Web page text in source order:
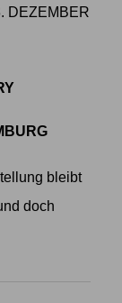
DEZEMBER
bleibt
doch